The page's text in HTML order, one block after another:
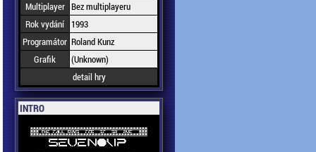
Multiplayer Bez multiplayeru
Rok vydání
1993
Programátor Roland Kunz
Grafik
(Unknown)
detail hry
INTRO